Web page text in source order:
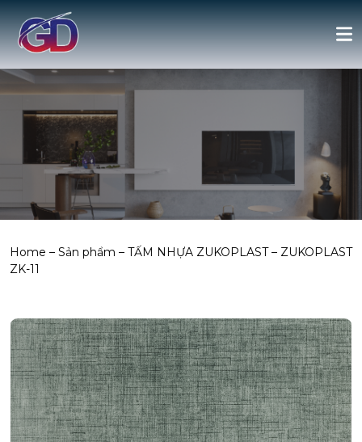
Home – Sản phẩm – TẤM NHỰA ZUKOPLAST– ZUKOPLAST
ZK-11